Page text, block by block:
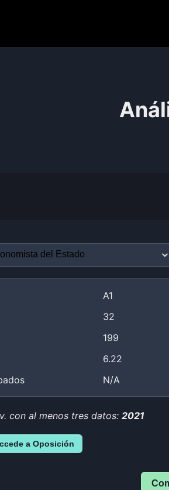
A1
32
199
6.22
N/A
con al menos tres datos: 2021
a Oposición